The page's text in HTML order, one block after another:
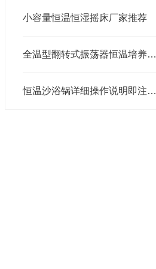
小容量恒温恒湿摇床厂家推荐
全温型翻转式振荡器恒温培养更全面
恒温沙浴锅详细操作说明即注意事项